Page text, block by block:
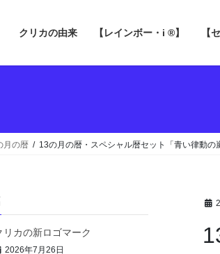
クリカの由来 【レインボー・i ®】 【
月の暦 13の月の暦・スペシャル暦セット「青い律動の
リカの新ロゴマーク
2026年7月26日